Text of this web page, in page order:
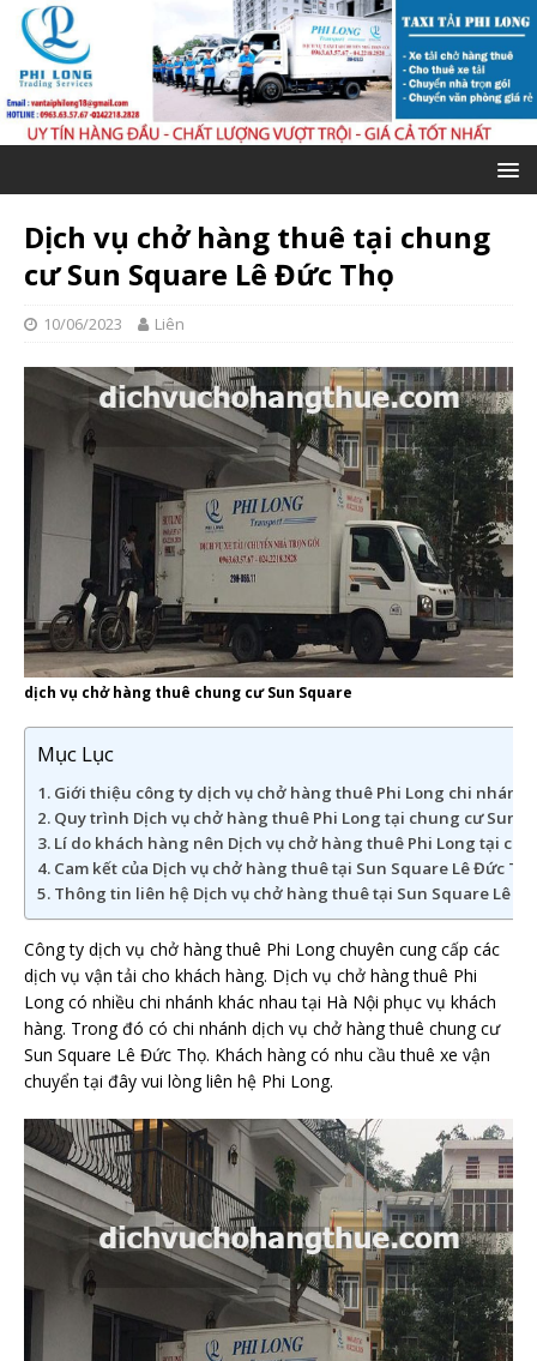
Dịch vụ chở hàng thuê tại chung
cư Sun Square Lê Đức Thọ
10/06/2023 Liên
dịch vụ chở hàng thuê chung cư Sun Square
Mục Lục
Giới thiệu công ty dịch vụ chở hàng thuê Phi Long chi nhánh
Quy trình Dịch vụ chở hàng thuê Phi Long tại chung cư Sun
Lí do khách hàng nên Dịch vụ chở hàng thuê Phi Long tại
Cam kết của Dịch vụ chở hàng thuê tại Sun Square Lê Đức
Thông tin liên hệ Dịch vụ chở hàng thuê tại Sun Square Lê
Công ty dịch vụ chở hàng thuê Phi Long chuyên cung cấp các
dịch vụ vận tải cho khách hàng. Dịch vụ chở hàng thuê Phi
Long có nhiều chi nhánh khác nhau tại Hà Nội phục vụ khách
hàng. Trong đó có chi nhánh dịch vụ chở hàng thuê chung cư
Sun Square Lê Đức Thọ. Khách hàng có nhu cầu thuê xe vận
chuyển tại đây vui lòng liên hệ Phi Long.